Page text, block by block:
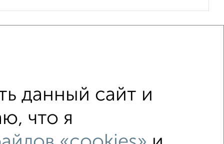
этаж
в новостройках
данный сайт и
что я